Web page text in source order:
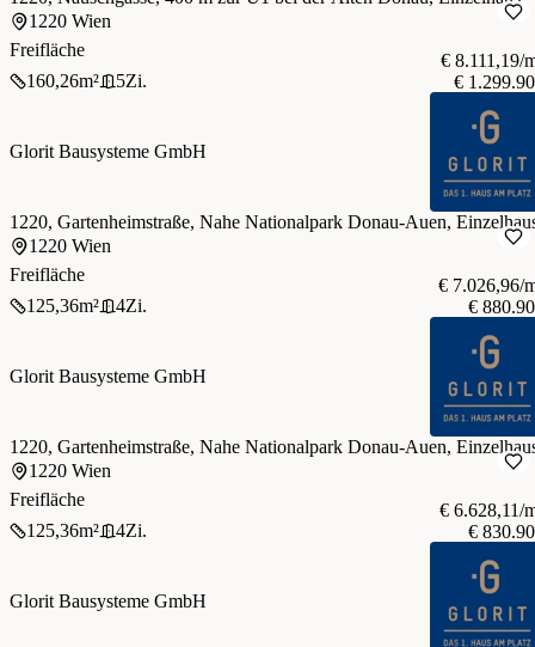
1220 Wien
Freifläche
160,26m² 5Zi.
€ 8.111,19/
€
Glorit Bausysteme GmbH
1220, Gartenheimstraße, Nahe Nationalpark Donau-Auen,
1220 Wien
Freifläche
125,36m² 4Zi.
€ 7.026,96/
€
Glorit Bausysteme GmbH
1220, Gartenheimstraße, Nahe Nationalpark Donau-Auen,
1220 Wien
Freifläche
125,36m² 4Zi.
€ 6.628,11/
€
Glorit Bausysteme GmbH